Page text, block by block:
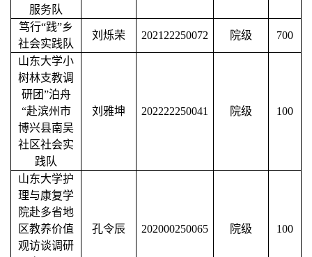
服务队
笃行“践”乡
社会实践队
刘烁荣 202122250072 院级 700
山东大学小
树林支教调
研团”泊舟
“赴滨州市
博兴县南吴
社区社会实
践队
刘雅坤 202222250041 院级 100
山东大学护
理与康复学
院赴多省地
区教养价值
观访谈调研
孔令辰 202000250065 院级 100